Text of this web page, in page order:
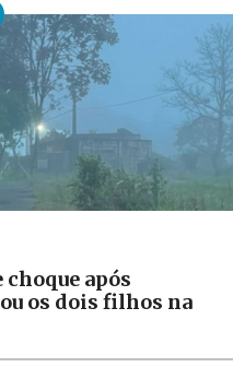
após
os dois filhos na